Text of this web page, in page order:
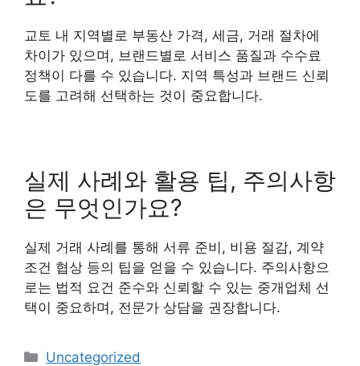
교토 내 지역별로 부동산 가격, 세금, 거래 절차에
차이가 있으며, 브랜드별로 서비스 품질과 수수료
정책이 다를 수 있습니다. 지역 특성과 브랜드 신뢰
도를 고려해 선택하는 것이 중요합니다.
실제 사례와 활용 팁, 주의사항
은 무엇인가요?
실제 거래 사례를 통해 서류 준비, 비용 절감, 계약
조건 협상 등의 팁을 얻을 수 있습니다. 주의사항으
로는 법적 요건 준수와 신뢰할 수 있는 중개업체 선
택이 중요하며, 전문가 상담을 권장합니다.
Categories
Uncategorized